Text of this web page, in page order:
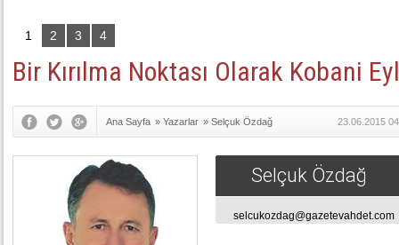
1 2 3 4
Bir Kırılma Noktası Olarak Kobani
Ana Sayfa » Yazarlar » Selçuk Özdağ 23.06.2015
Selçuk Özdağ
selcukozdag@gazetevahdet.com